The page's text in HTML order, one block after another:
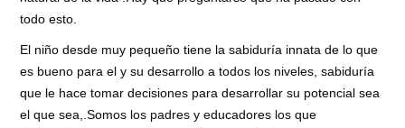
todo esto.
El niño desde muy pequeño tiene la sabiduría innata de lo que
es bueno para el y su desarrollo a todos los niveles, sabiduría
que le hace tomar decisiones para desarrollar su potencial sea
el que sea,.Somos los padres y educadores los que